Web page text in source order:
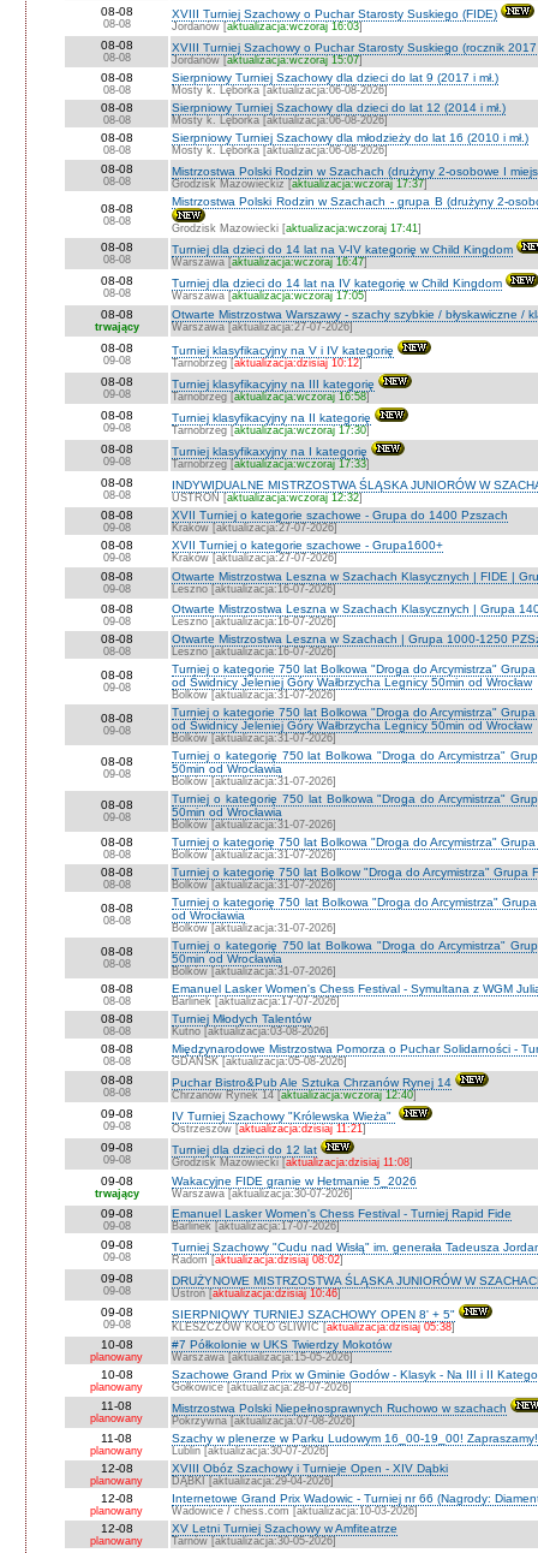
08-08
08-08
XVIII Turniej Szachowy o Puchar Starosty Suskiego (FIDE)
Jordanów [aktualizacja:wczoraj 16:03]
08-08
08-08
XVIII Turniej Szachowy o Puchar Starosty Suskiego (rocznik 2017
Jordanów [aktualizacja:wczoraj 15:07]
08-08
08-08
Sierpniowy Turniej Szachowy dla dzieci do lat 9 (2017 i mł.)
Mosty k. Lęborka [aktualizacja:06-08-2026]
08-08
08-08
Sierpniowy Turniej Szachowy dla dzieci do lat 12 (2014 i mł.)
Mosty k. Lęborka [aktualizacja:06-08-2026]
08-08
08-08
Sierpniowy Turniej Szachowy dla młodzieży do lat 16 (2010 i mł.)
Mosty k. Lęborka [aktualizacja:06-08-2026]
08-08
08-08
Mistrzostwa Polski Rodzin w Szachach (drużyny 2-osobowe I
Grodzisk Mazowieckiz [aktualizacja:wczoraj 17:37]
08-08
08-08
Mistrzostwa Polski Rodzin w Szachach - grupa B (drużyny 2-
Grodzisk Mazowiecki [aktualizacja:wczoraj 17:41]
08-08
08-08
Turniej dla dzieci do 14 lat na V-IV kategorię w Child Kingdom
Warszawa [aktualizacja:wczoraj 16:47]
08-08
08-08
Turniej dla dzieci do 14 lat na IV kategorię w Child Kingdom
Warszawa [aktualizacja:wczoraj 17:05]
08-08
trwający
Otwarte Mistrzostwa Warszawy - szachy szybkie / błyskawiczne /
Warszawa [aktualizacja:27-07-2026]
08-08
09-08
Turniej klasyfikacyjny na V i IV kategorię
Tarnobrzeg [aktualizacja:dzisiaj 10:12]
08-08
09-08
Turniej klasyfikacyjny na III kategorię
Tarnobrzeg [aktualizacja:wczoraj 16:58]
08-08
09-08
Turniej klasyfikacyjny na II kategorię
Tarnobrzeg [aktualizacja:wczoraj 17:30]
08-08
09-08
Turniej klasyfikaxyjny na I kategorię
Tarnobrzeg [aktualizacja:wczoraj 17:33]
08-08
08-08
INDYWIDUALNE MISTRZOSTWA ŚLĄSKA JUNIORÓW W
USTROŃ [aktualizacja:wczoraj 12:32]
08-08
09-08
XVII Turniej o kategorie szachowe - Grupa do 1400 Pzszach
Kraków [aktualizacja:27-07-2026]
08-08
09-08
XVII Turniej o kategorie szachowe - Grupa1600+
Kraków [aktualizacja:27-07-2026]
08-08
09-08
Otwarte Mistrzostwa Leszna w Szachach Klasycznych | FIDE |
Leszno [aktualizacja:16-07-2026]
08-08
09-08
Otwarte Mistrzostwa Leszna w Szachach Klasycznych | Grupa
Leszno [aktualizacja:16-07-2026]
08-08
08-08
Otwarte Mistrzostwa Leszna w Szachach | Grupa 1000-1250
Leszno [aktualizacja:16-07-2026]
08-08
09-08
Turniej o kategorie 750 lat Bolkowa "Droga do Arcymistrza"
od Świdnicy Jeleniej Góry Wałbrzycha Legnicy 50min od Wrocław
Bolków [aktualizacja:31-07-2026]
08-08
09-08
Turniej o kategorie 750 lat Bolkowa "Droga do Arcymistrza"
od Świdnicy Jeleniej Góry Wałbrzycha Legnicy 50min od Wrocław
Bolków [aktualizacja:31-07-2026]
08-08
09-08
Turniej o kategorię 750 lat Bolkowa "Droga do Arcymistrza"
50min od Wrocławia
Bolków [aktualizacja:31-07-2026]
08-08
09-08
Turniej o kategorię 750 lat Bolkowa "Droga do Arcymistrza"
50min od Wrocławia
Bolków [aktualizacja:31-07-2026]
08-08
08-08
Turniej o kategorię 750 lat Bolkowa "Droga do Arcymistrza"
Bolków [aktualizacja:31-07-2026]
08-08
08-08
Turniej o kategorię 750 lat Bolkow "Droga do Arcymistrza" Grupa
Bolków [aktualizacja:31-07-2026]
08-08
08-08
Turniej o kategorię 750 lat Bolkowa "Droga do Arcymistrza"
od Wrocławia
Bolków [aktualizacja:31-07-2026]
08-08
08-08
Turniej o kategorię 750 lat Bolkowa "Droga do Arcymistrza"
50min od Wrocławia
Bolków [aktualizacja:31-07-2026]
08-08
08-08
Emanuel Lasker Women's Chess Festival - Symultana z WGM
Barlinek [aktualizacja:17-07-2026]
08-08
08-08
Turniej Młodych Talentów
Kutno [aktualizacja:03-08-2026]
08-08
08-08
Międzynarodowe Mistrzostwa Pomorza o Puchar Solidarności -
GDAŃSK [aktualizacja:05-08-2026]
08-08
08-08
Puchar Bistro&Pub Ale Sztuka Chrzanów Rynej 14
Chrzanów Rynek 14 [aktualizacja:wczoraj 12:40]
09-08
09-08
IV Turniej Szachowy "Królewska Wieża"
Ostrzeszów [aktualizacja:dzisiaj 11:21]
09-08
09-08
Turniej dla dzieci do 12 lat
Grodzisk Mazowiecki [aktualizacja:dzisiaj 11:08]
09-08
trwający
Wakacyjne FIDE granie w Hetmanie 5_2026
Warszawa [aktualizacja:30-07-2026]
09-08
09-08
Emanuel Lasker Women's Chess Festival - Turniej Rapid Fide
Barlinek [aktualizacja:17-07-2026]
09-08
09-08
Turniej Szachowy "Cudu nad Wisłą" im. generała Tadeusza
Radom [aktualizacja:dzisiaj 08:02]
09-08
09-08
DRUŻYNOWE MISTRZOSTWA ŚLĄSKA JUNIORÓW W
Ustroń [aktualizacja:dzisiaj 10:46]
09-08
09-08
SIERPNIOWY TURNIEJ SZACHOWY OPEN 8' + 5"
KLESZCZÓW KOŁO GLIWIC [aktualizacja:dzisiaj 05:38]
10-08
planowany
#7 Półkolonie w UKS Twierdzy Mokotów
Warszawa [aktualizacja:15-05-2026]
10-08
planowany
Szachowe Grand Prix w Gminie Godów - Klasyk - Na III i II
Gołkowice [aktualizacja:28-07-2026]
11-08
planowany
Mistrzostwa Polski Niepełnosprawnych Ruchowo w szachach
Pokrzywna [aktualizacja:07-08-2026]
11-08
planowany
Szachy w plenerze w Parku Ludowym 16_00-19_00! Zapraszamy!
Lublin [aktualizacja:30-07-2026]
12-08
planowany
XVIII Obóz Szachowy i Turnieje Open - XIV Dąbki
DĄBKI [aktualizacja:29-04-2026]
12-08
planowany
Internetowe Grand Prix Wadowic - Turniej nr 66 (Nagrody:
Wadowice / chess.com [aktualizacja:10-03-2026]
12-08
planowany
XV Letni Turniej Szachowy w Amfiteatrze
Tarnów [aktualizacja:30-05-2026]